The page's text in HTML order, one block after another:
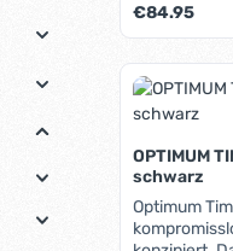
auch unter
abzulesen.
Oberseite
haben
dem
Regulärer
€84.95
OPTIMUM
schwarz
Optimum